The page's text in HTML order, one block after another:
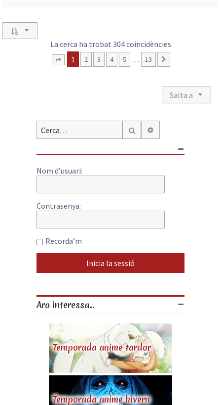
La cerca ha trobat 304 coincidències
Pàgina 1 de13
1 2 3 4 5 … 13
Salta a
Cerca
Nom d’usuari:
Contrasenya:
Recorda’m
Ara interessa...
Temporada anime tardor
Temporada anime hivern